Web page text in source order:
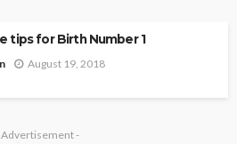
tips for Birth Number 1
August 19, 2018
Advertisement -